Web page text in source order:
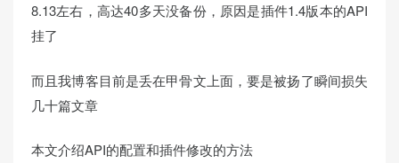
8.13左右，高达40多天没备份，原因是插件1.4版本的API
挂了
而且我博客目前是丢在甲骨文上面，要是被扬了瞬间损失
几十篇文章
本文介绍API的配置和插件修改的方法